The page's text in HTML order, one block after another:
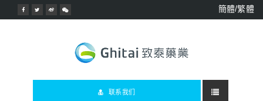
簡體/繁體
联系我们